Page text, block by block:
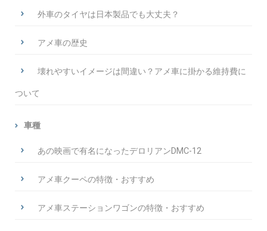
外車のタイヤは日本製品でも大丈夫？
アメ車の歴史
壊れやすいイメージは間違い？アメ車に掛かる維持費に
ついて
車種
あの映画で有名になったデロリアンDMC-12
アメ車クーペの特徴・おすすめ
アメ車ステーションワゴンの特徴・おすすめ